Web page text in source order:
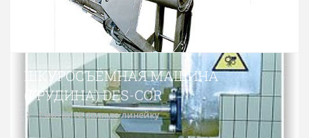
ШКУРОСЪЁМНАЯ МАШИНА
(ГРУДИНА) DES-COR
Смотрите полную линейку